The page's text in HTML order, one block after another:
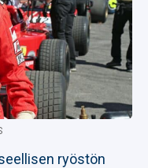
ryöstön